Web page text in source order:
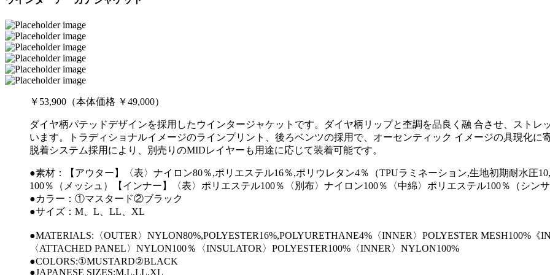
￥53,900（本体価格 ￥49,000）
ダイヤ柄パテッドデザインを採用したウインタージャケットです。ダイヤ柄リップと杢調を品良く融 合させ、スト
います。トラディショナルイメージのラインプリント、後ろベンツの採用で、オーセンティック イメージの具現化
脱着システム採用により、別売りのMIDレイヤーも用途に応じて装着可能です。
●素材：【アウター】〈表〉ナイロン80％,ポリエステル16％,ポリウレタン4％（TPUラミネーション,生地初期耐水圧
100％（メッシュ）【インナー】〈表〉ポリエステル100％〈別布〉ナイロン100％〈中綿〉ポリエステル100％（シ
●カラー：①マスタード②ブラック
●サイズ：M、L、LL、XL
●MATERIALS:〈OUTER〉NYLON80%,POLYESTER16%,POLYURETHANE4%〈INNER〉POLYESTER MESH100%《
〈ATTACHED PANEL〉NYLON100％〈INSULATOR〉POLYESTER100%〈INNER〉NYLON100%
●COLORS:①MUSTARD②BLACK
●JAPANESE SIZES:M,L,LL,XL